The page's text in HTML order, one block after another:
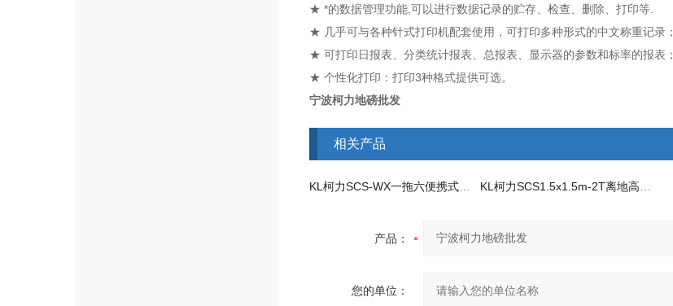
★ *的数据管理功能,可以进行数据记录的贮存、检查、删除、打印等.
★ 几乎可与各种针式打印机配套使用，可打印多种形式的中文称重记录；
★ 可打印日报表、分类统计报表、总报表、显示器的参数和标率的报表；
★ 个性化打印：打印3种格式提供可选。
宁波柯力地磅批发
相关产品
产品：
您的单位：